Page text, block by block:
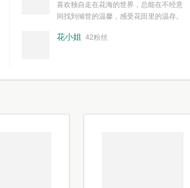
我们自己复杂了生活和心境。
喜欢独自走在花海的世界，总能在不经意
间找到倾世的温馨，感受花田里的温存。
花小姐 42粉丝